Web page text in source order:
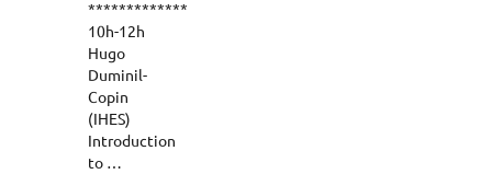
*************
10h-12h
Hugo
Duminil-
Copin
(IHES)
Introduction
to …